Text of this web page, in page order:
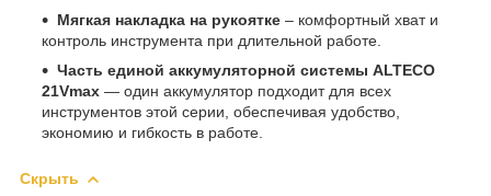
Мягкая накладка на рукоятке – комфортный хват и
контроль инструмента при длительной работе.
Часть единой аккумуляторной системы ALTECO
21Vmax — один аккумулятор подходит для всех
инструментов этой серии, обеспечивая удобство,
экономию и гибкость в работе.
Скрыть